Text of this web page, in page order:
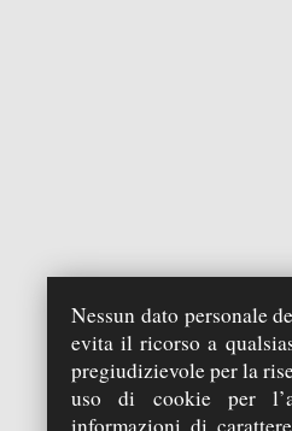
Nessun dato personale
evita il ricorso a
pregiudizievole per la
uso di cookie per
informazioni di